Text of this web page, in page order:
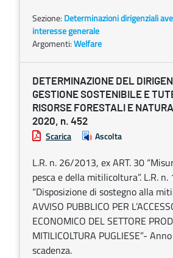
Sezione: Determinazioni dirigenziali
interesse generale
Argomenti:Welfare
DETERMINAZIONE DEL
GESTIONE SOSTENIBILE E
RISORSE FORESTALI E
2020, n. 452
Scarica Ascolta
L.R. n. 26/2013, ex ART. 30
pesca e della mitilicoltura”. L.R.
“Disposizione di sostegno alla
AVVISO PUBBLICO PER
ECONOMICO DEL SETTORE
MITILICOLTURA PUGLIESE”-
scadenza.